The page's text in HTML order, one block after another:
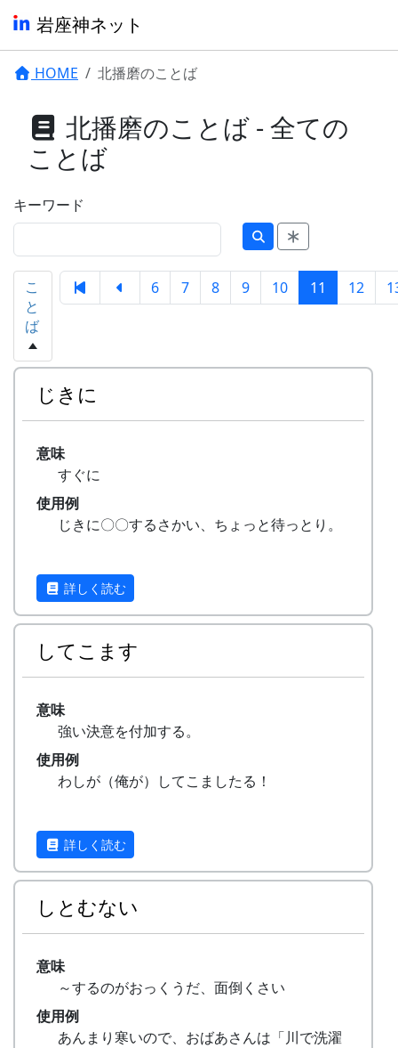
岩座神ネット
HOME 北播磨のことば
北播磨のことば - 全ての
ことば
キーワード
こ
と
ば
6 7 8 9 10 11 12
じきに
意味
すぐに
使用例
じきに〇〇するさかい、ちょっと待っとり。
詳しく読む
してこます
意味
強い決意を付加する。
使用例
わしが（俺が）してこましたる！
詳しく読む
しとむない
意味
～するのがおっくうだ、面倒くさい
使用例
あんまり寒いので、おばあさんは「川で洗濯